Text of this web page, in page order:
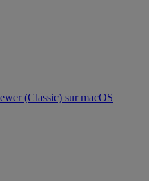
(Classic) sur macOS